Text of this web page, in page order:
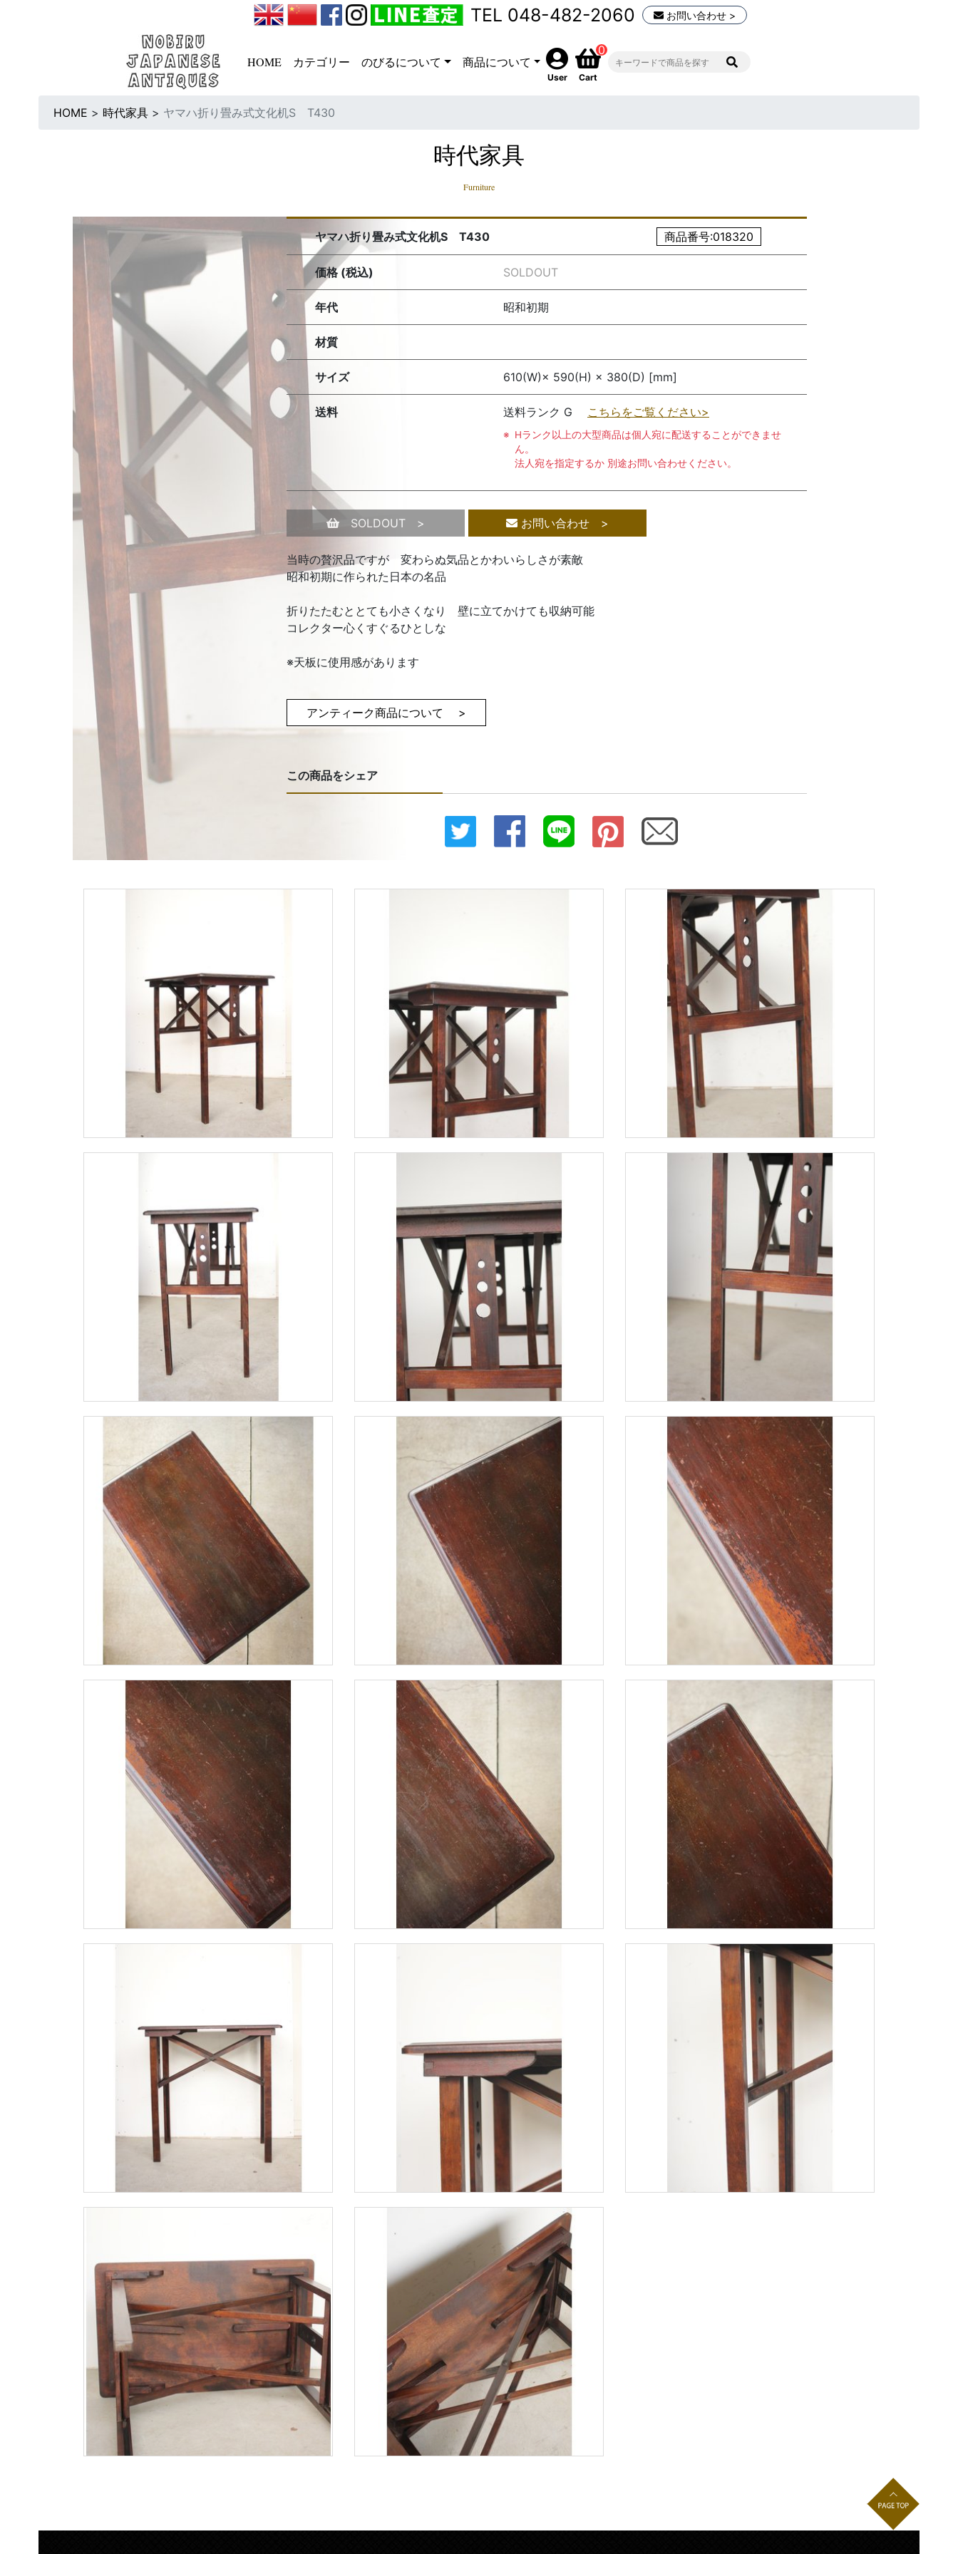
TEL 048-482-2060 お問い合わせ >
HOME カテゴリー のびるについて 商品について
User
0
Cart
HOME > 時代家具 > ヤマハ折り畳み式文化机S T430
時代家具
Furniture
ヤマハ折り畳み式文化机S T430 商品番号:018320
価格 (税込) SOLDOUT
年代 昭和初期
材質
サイズ 610(W)× 590(H) × 380(D) [mm]
送料 送料ランク G こちらをご覧ください>
Hランク以上の大型商品は個人宛に配送することができませ
ん。
法人宛を指定するか 別途お問い合わせください。
SOLDOUT > お問い合わせ >
当時の贅沢品ですが 変わらぬ気品とかわいらしさが素敵
昭和初期に作られた日本の名品
折りたたむととても小さくなり 壁に立てかけても収納可能
コレクター心くすぐるひとしな
※天板に使用感があります
アンティーク商品について >
この商品をシェア